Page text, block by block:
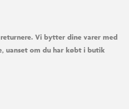
Vi bytter dine varer med
uanset om du har købt i butik